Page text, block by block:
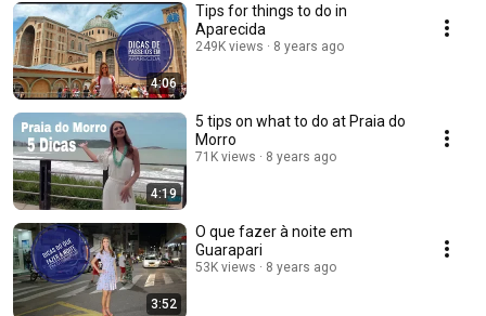
4:06
Tips for things to do in
Aparecida
249K views 8 years ago
4:19
5 tips on what to do at Praia do
Morro
71K views 8 years ago
3:52
O que fazer à noite em
Guarapari
53K views 8 years ago